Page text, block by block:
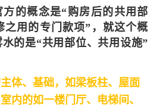
的概念是“购房后的共用部
之用的专门款项”，就这个概
的是“共用部位、共用设施”
体、基础，如梁板柱、屋面
内的如一楼门厅、电梯间、